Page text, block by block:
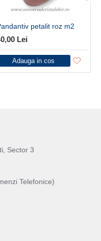
petalit roz m2
Lei
Adauga in cos
Sector 3
Telefonice)